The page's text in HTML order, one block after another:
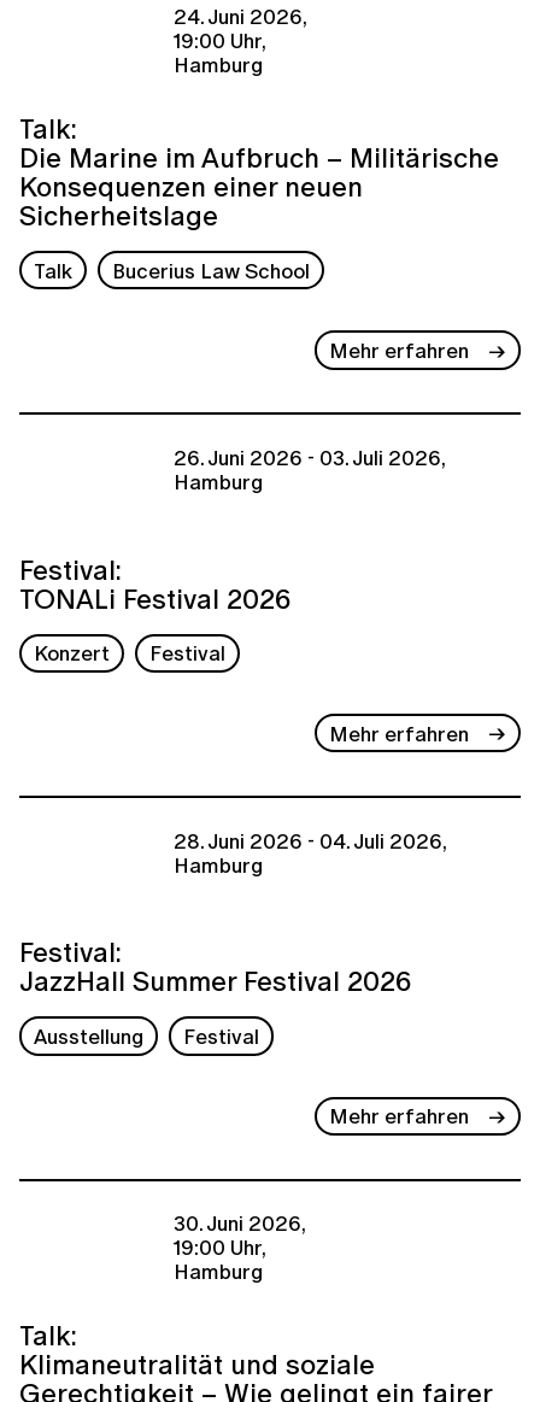
24. Juni 2026,
19:00 Uhr,
Hamburg
Talk:
Die Marine im Aufbruch – Militärische
Konsequenzen einer neuen
Sicherheitslage
Talk Bucerius Law School
Mehr erfahren
26. Juni 2026 - 03. Juli 2026,
Hamburg
Festival:
TONALi Festival 2026
Konzert Festival
Mehr erfahren
28. Juni 2026 - 04. Juli 2026,
Hamburg
Festival:
JazzHall Summer Festival 2026
Ausstellung Festival
Mehr erfahren
30. Juni 2026,
19:00 Uhr,
Hamburg
Talk:
Klimaneutralität und soziale
Gerechtigkeit – Wie gelingt ein fairer